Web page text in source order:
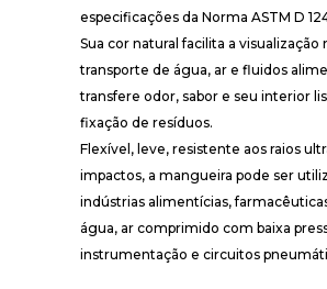
especificações da Norma ASTM D
Sua cor natural facilita a visualização
transporte de água, ar e fluidos
transfere odor, sabor e seu interior
fixação de resíduos.
Flexível, leve, resistente aos raios
impactos, a mangueira pode ser
indústrias alimentícias,
água, ar comprimido com baixa
instrumentação e circuitos